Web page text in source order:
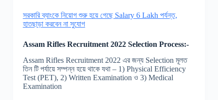
সরকারি ব্যাংকে নিয়োগ শুরু হয়ে গেছে Salary 6 Lakh পর্যন্ত,
হাতছাড়া করবেন না সুযোগ
Assam Rifles Recruitment 2022 Selection Process:-
Assam Rifles Recruitment 2022 এর জন্য Selection মূলত
তিন টি পর্যায়ে সম্পন্ন হয়ে থাকে যথা – 1) Physical Efficiency
Test (PET), 2) Written Examination ও 3) Medical
Examination